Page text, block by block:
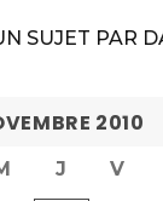
SUJET PAR
2010
J V